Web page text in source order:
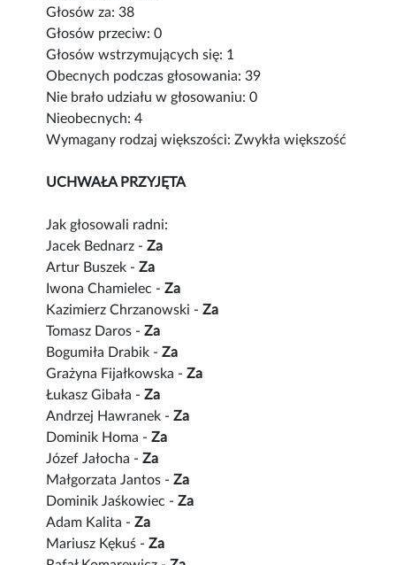
Głosów za: 38
Głosów przeciw: 0
Głosów wstrzymujących się: 1
Obecnych podczas głosowania: 39
Nie brało udziału w głosowaniu: 0
Nieobecnych: 4
Wymagany rodzaj większości: Zwykła większość
UCHWAŁA PRZYJĘTA
Jak głosowali radni:
Jacek Bednarz -Za
Artur Buszek -Za
Iwona Chamielec -Za
Kazimierz Chrzanowski -Za
Tomasz Daros -Za
Bogumiła Drabik -Za
Grażyna Fijałkowska -Za
Łukasz Gibała -Za
Andrzej Hawranek -Za
Dominik Homa -Za
Józef Jałocha -Za
Małgorzata Jantos -Za
Dominik Jaśkowiec -Za
Adam Kalita -Za
Mariusz Kękuś -Za